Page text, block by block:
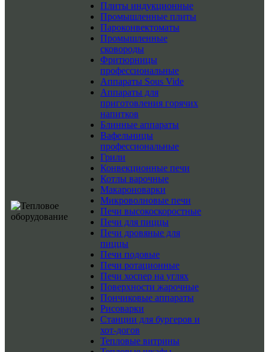
Плиты индукционные
Промышленные плиты
Пароконвектоматы
Промышленные
сковороды
Фритюрницы
профессиональные
Аппараты Sous Vide
Аппараты для
приготовления горячих
напитков
Блинные аппараты
Вафельницы
профессиональные
Грили
Конвекционные печи
Котлы варочные
Макароноварки
Микроволновые печи
Печи высокоскоростные
Печи для пиццы
Печи дровяные для
пиццы
Печи подовые
Печи ротационные
Печи хоспер на углях
Поверхности жарочные
Пончиковые аппараты
Рисоварки
Станции для бургеров и
хот-догов
Тепловые витрины